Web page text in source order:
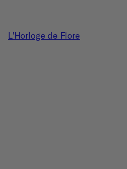
L'Horloge de Flore